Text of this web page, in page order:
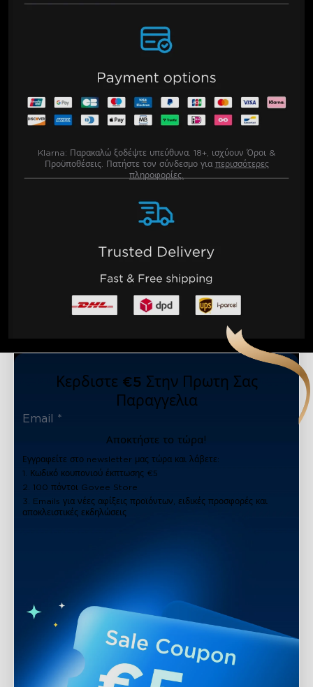
Klarna: Παρακαλώ ξοδέψτε υπεύθυνα. 18+, ισχύουν Όροι &
Προϋποθέσεις. Πατήστε τον σύνδεσμο για περισσότερες
πληροφορίες.
Κερδιστε €5 Στην Πρωτη Σας
Παραγγελια
Αποκτήστε το τώρα!
Εγγραφείτε στο newsletter μας τώρα και λάβετε:
1. Κωδικό κουπονιού έκπτωσης €5
2. 100 πόντοι Govee Store
3. Emails για νέες αφίξεις προϊόντων, ειδικές προσφορές και
αποκλειστικές εκδηλώσεις